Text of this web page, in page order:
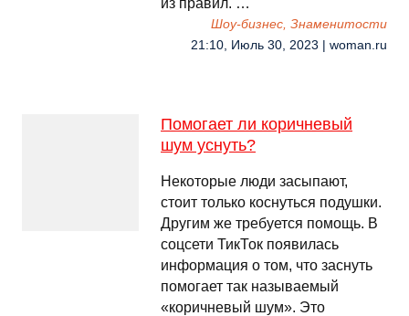
из правил. …
Шоу-бизнес, Знаменитости
21:10, Июль 30, 2023 | woman.ru
Помогает ли коричневый
шум уснуть?
Некоторые люди засыпают,
стоит только коснуться подушки.
Другим же требуется помощь. В
соцсети ТикТок появилась
информация о том, что заснуть
помогает так называемый
«коричневый шум». Это